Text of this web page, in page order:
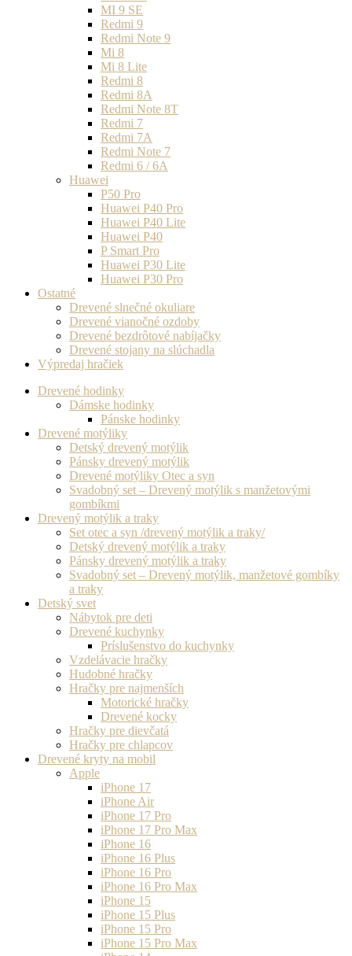
MI 9 SE
Redmi 9
Redmi Note 9
Mi 8
Mi 8 Lite
Redmi 8
Redmi 8A
Redmi Note 8T
Redmi 7
Redmi 7A
Redmi Note 7
Redmi 6 / 6A
Huawei
P50 Pro
Huawei P40 Pro
Huawei P40 Lite
Huawei P40
P Smart Pro
Huawei P30 Lite
Huawei P30 Pro
Ostatné
Drevené slnečné okuliare
Drevené vianočné ozdoby
Drevené bezdrôtové nabíjačky
Drevené stojany na slúchadla
Výpredaj hračiek
Drevené hodinky
Dámske hodinky
Pánske hodinky
Drevené motýliky
Detský drevený motýlik
Pánsky drevený motýlik
Drevené motýliky Otec a syn
Svadobný set – Drevený motýlik s manžetovými
gombíkmi
Drevený motýlik a traky
Set otec a syn /drevený motýlik a traky/
Detský drevený motýlik a traky
Pánsky drevený motýlik a traky
Svadobný set – Drevený motýlik, manžetové gombíky
a traky
Detský svet
Nábytok pre deti
Drevené kuchynky
Príslušenstvo do kuchynky
Vzdelávacie hračky
Hudobné hračky
Hračky pre najmenších
Motorické hračky
Drevené kocky
Hračky pre dievčatá
Hračky pre chlapcov
Drevené kryty na mobil
Apple
iPhone 17
iPhone Air
iPhone 17 Pro
iPhone 17 Pro Max
iPhone 16
iPhone 16 Plus
iPhone 16 Pro
iPhone 16 Pro Max
iPhone 15
iPhone 15 Plus
iPhone 15 Pro
iPhone 15 Pro Max